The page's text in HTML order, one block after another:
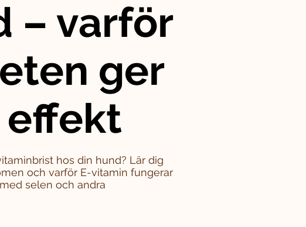
– varför
ger
effekt
hos din hund? Lär dig
och varför E-vitamin fungerar
selen och andra